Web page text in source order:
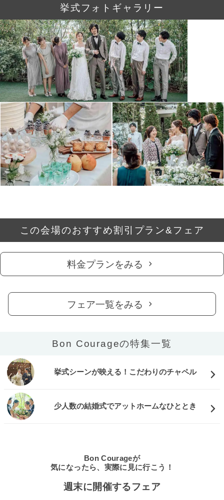
挙式フォトギャラリー
この会場のおすすめ割引プラン&フェア
料金プランをみる
フェア一覧をみる
Bon Courageの特集一覧
挙式シーンが映える！こだわりのチャペル
少人数の結婚式でアットホームなひととき
Bon Courageが
気になったら、実際に見に行こう！
週末に開催するフェア